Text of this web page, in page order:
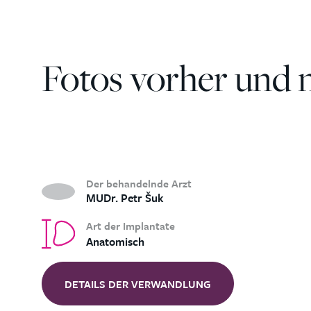
Fotos vorher und
Der behandelnde Arzt
MUDr. Petr Šuk
Art der Implantate
Anatomisch
DETAILS DER VERWANDLUNG